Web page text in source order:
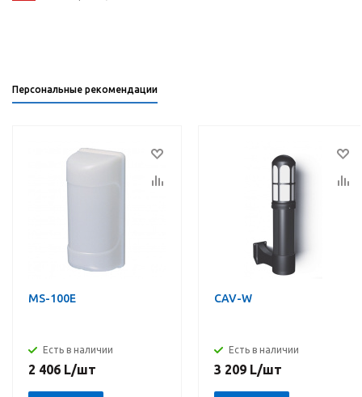
Персональные рекомендации
MS-100E
Есть в наличии
2 406 L/шт
CAV-W
Есть в наличии
3 209 L/шт